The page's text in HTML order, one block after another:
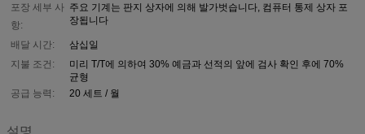
포장 세부 사
항:
주요 기계는 판지 상자에 의해 발가벗습니다, 컴퓨터 통제 상자 포
장됩니다
배달 시간:
삼십일
지불 조건:
미리 T/T에 의하여 30% 예금과 선적의 앞에 검사 확인 후에 70%
균형
공급 능력:
20 세트 / 월
설명